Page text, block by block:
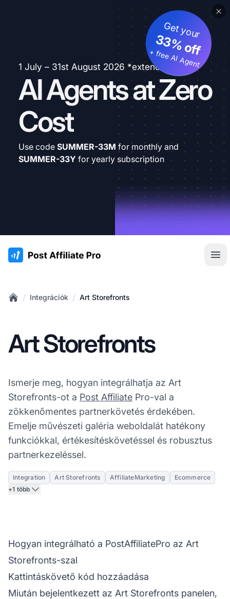
1 July – 31st August 2026 *extended
AI Agents at Zero
Cost
Get your
33% off
+ free AI Agent
Use code SUMMER-33M for monthly and
SUMMER-33Y for yearly subscription
:site.title
/ Integrációk / Art Storefronts
Art Storefronts
Ismerje meg, hogyan integrálhatja az Art
Storefronts-ot a Post Affiliate Pro-val a
zökkenőmentes partnerkövetés érdekében.
Emelje művészeti galéria weboldalát hatékony
funkciókkal, értékesítéskövetéssel és robusztus
partnerkezeléssel.
Integration Art Storefronts AffiliateMarketing
Ecommerce
+1 több
Hogyan integrálható a PostAffiliatePro az Art
Storefronts-szal
Kattintáskövető kód hozzáadása
Miután bejelentkezett az Art Storefronts panelen,